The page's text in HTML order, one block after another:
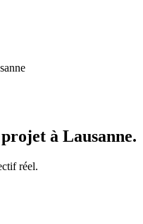
à Lausanne.
réel.